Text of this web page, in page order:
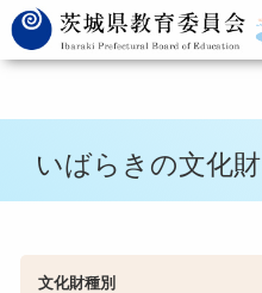
いばらきの文化財
文化財種別